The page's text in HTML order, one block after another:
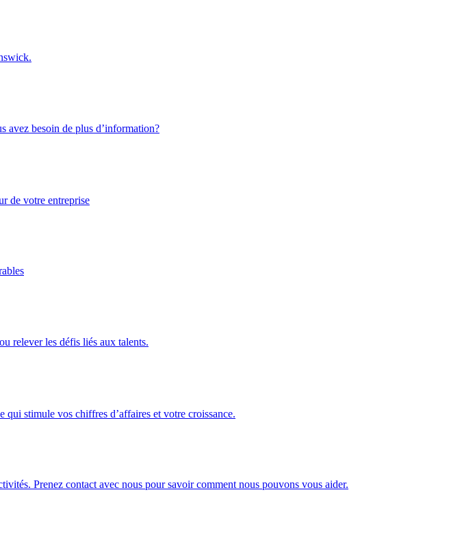
avez besoin de plus d’information?
de votre entreprise
relever les défis liés aux talents.
stimule vos chiffres d’affaires et votre croissance.
Prenez contact avec nous pour savoir comment nous pouvons vous aider.